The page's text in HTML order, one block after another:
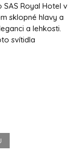
Royal Hotel v
sklopné hlavy a
a lehkosti.
svítidla